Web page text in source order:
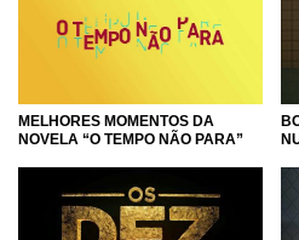
MELHORES MOMENTOS DA
NOVELA “O TEMPO NÃO PARA”